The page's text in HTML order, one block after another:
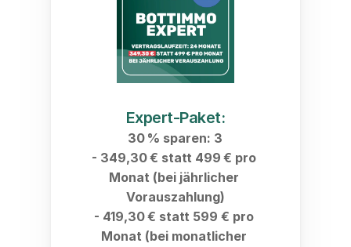
Expert-Paket:
30 % sparen: 3
- 349,30 € statt 499 € pro
Monat (bei jährlicher
Vorauszahlung)
- 419,30 € statt 599 € pro
Monat (bei monatlicher